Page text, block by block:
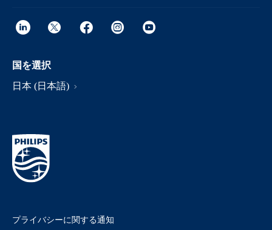
国を選択
日本 (日本語)
プライバシーに関する通知